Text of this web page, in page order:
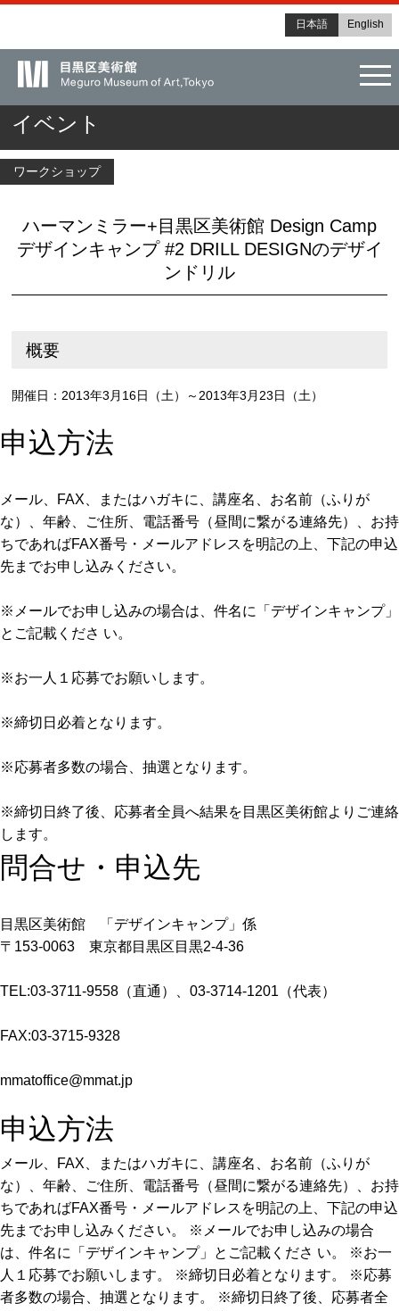
日本語 English
イベント
ワークショップ
ハーマンミラー+目黒区美術館 Design Camp
デザインキャンプ #2 DRILL DESIGNのデザイ
ンドリル
概要
開催日：2013年3月16日（土）～2013年3月23日（土）
申込方法
メール、FAX、またはハガキに、講座名、お名前（ふりが
な）、年齢、ご住所、電話番号（昼間に繋がる連絡先）、お持
ちであればFAX番号・メールアドレスを明記の上、下記の申込
先までお申し込みください。
※メールでお申し込みの場合は、件名に「デザインキャンプ」
とご記載くださ い。
※お一人１応募でお願いします。
※締切日必着となります。
※応募者多数の場合、抽選となります。
※締切日終了後、応募者全員へ結果を目黒区美術館よりご連絡
します。
問合せ・申込先
目黒区美術館 「デザインキャンプ」係
〒153-0063 東京都目黒区目黒2-4-36
TEL:03-3711-9558（直通）、03-3714-1201（代表）
FAX:03-3715-9328
mmatoffice@mmat.jp
申込方法
メール、FAX、またはハガキに、講座名、お名前（ふりが
な）、年齢、ご住所、電話番号（昼間に繋がる連絡先）、お持
ちであればFAX番号・メールアドレスを明記の上、下記の申込
先までお申し込みください。 ※メールでお申し込みの場合
は、件名に「デザインキャンプ」とご記載くださ い。 ※お一
人１応募でお願いします。 ※締切日必着となります。 ※応募
者多数の場合、抽選となります。 ※締切日終了後、応募者全